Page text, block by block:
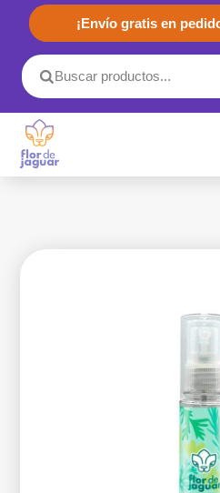
¡Envío gratis en